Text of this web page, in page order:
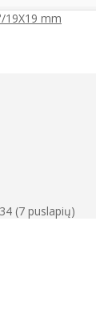
19X19 mm
(7 puslapių)